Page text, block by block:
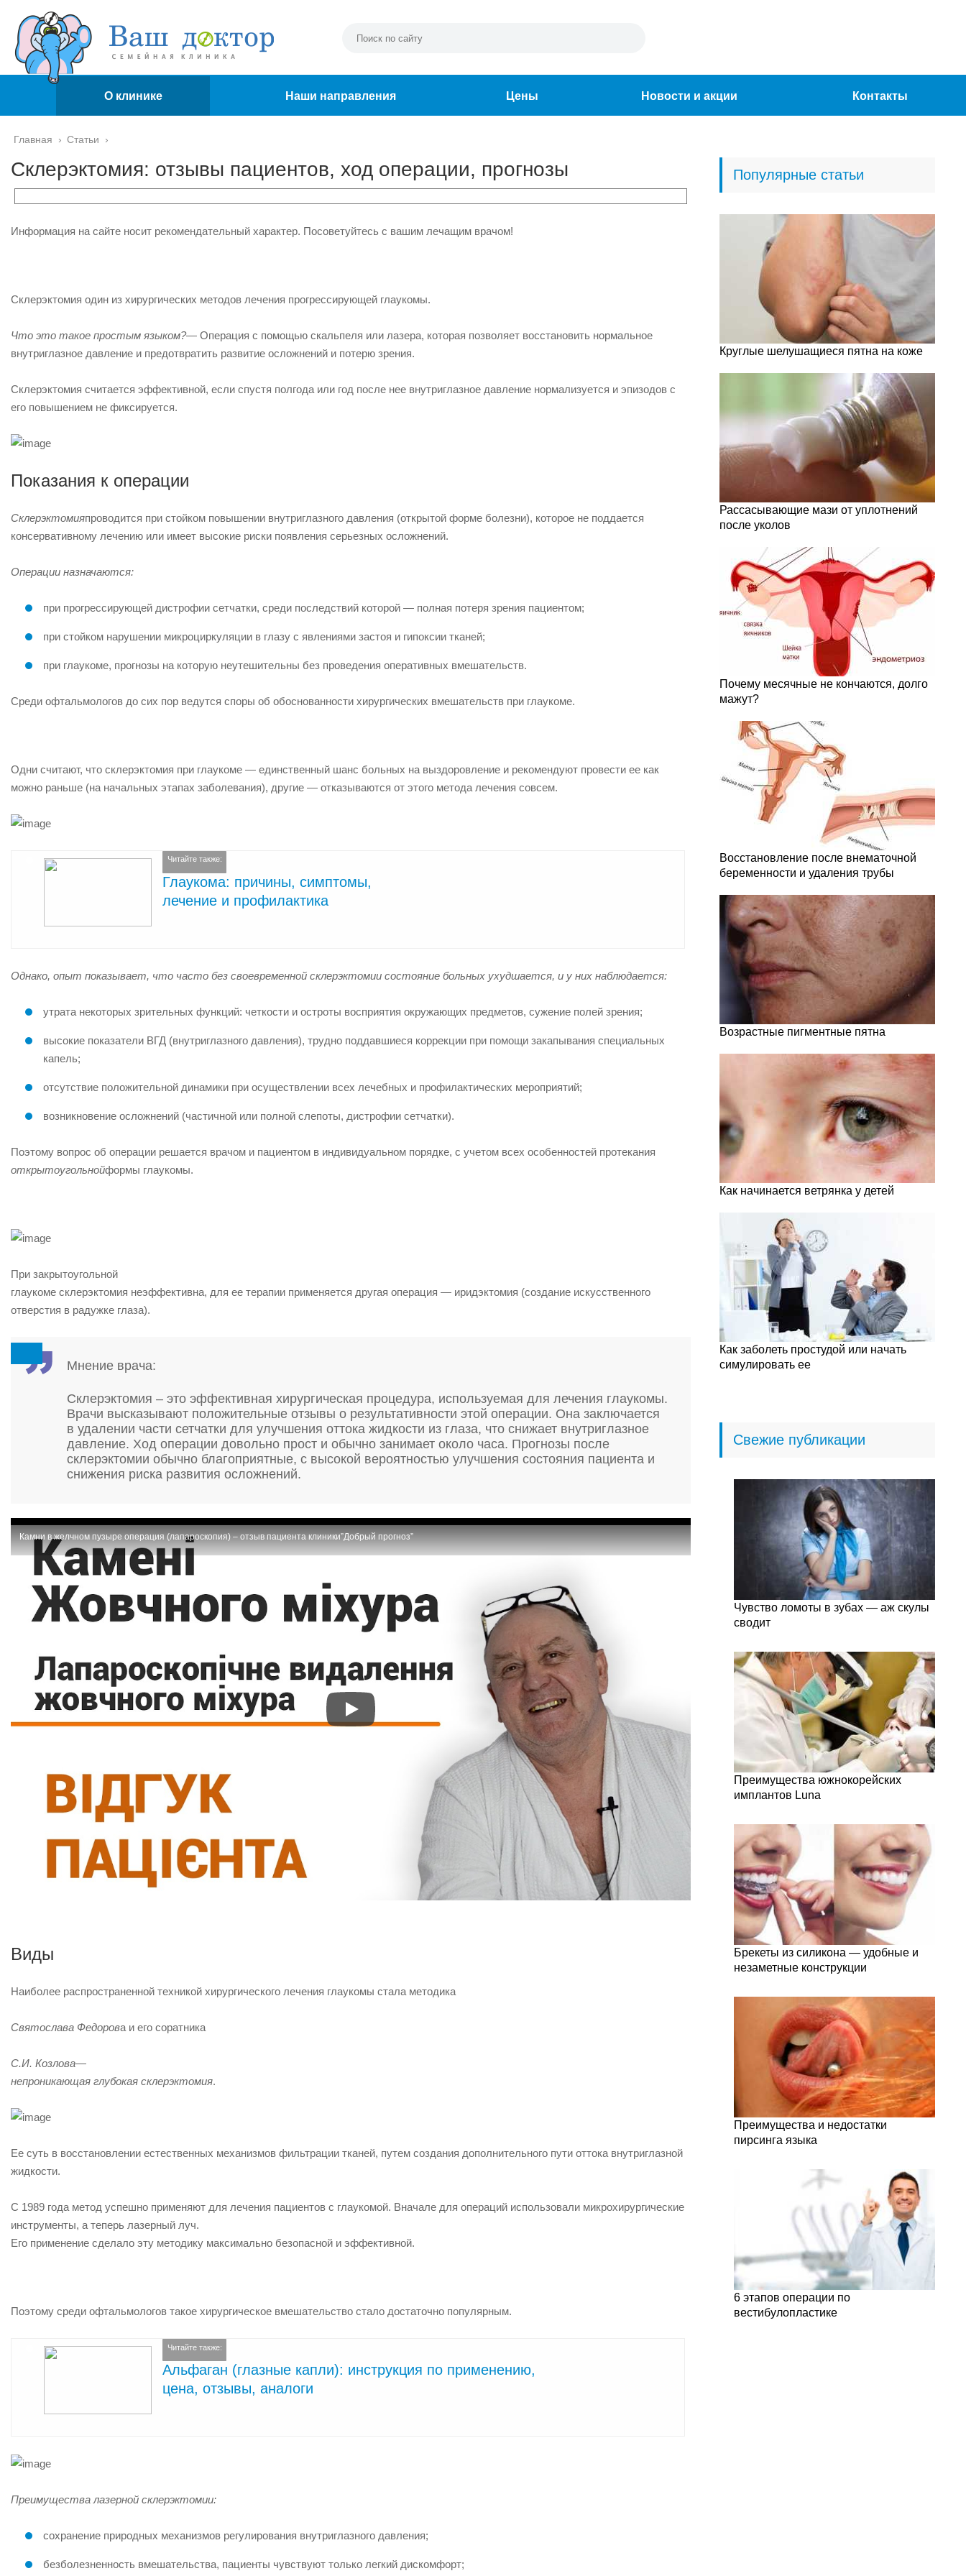
О клинике Наши направления Цены Новости и акции Контакты
Главная › Статьи ›
Склерэктомия: отзывы пациентов, ход операции, прогнозы
Информация на сайте носит рекомендательный характер. Посоветуйтесь с вашим лечащим врачом!
Склерэктомия один из хирургических методов лечения прогрессирующей глаукомы.
Что это такое простым языком?— Операция с помощью скальпеля или лазера, которая позволяет восстановить нормальное
внутриглазное давление и предотвратить развитие осложнений и потерю зрения.
Склерэктомия считается эффективной, если спустя полгода или год после нее внутриглазное давление нормализуется и эпизодов с
его повышением не фиксируется.
Показания к операции
Склерэктомияпроводится при стойком повышении внутриглазного давления (открытой форме болезни), которое не поддается
консервативному лечению или имеет высокие риски появления серьезных осложнений.
Операции назначаются:
при прогрессирующей дистрофии сетчатки, среди последствий которой — полная потеря зрения пациентом;
при стойком нарушении микроциркуляции в глазу с явлениями застоя и гипоксии тканей;
при глаукоме, прогнозы на которую неутешительны без проведения оперативных вмешательств.
Среди офтальмологов до сих пор ведутся споры об обоснованности хирургических вмешательств при глаукоме.
Одни считают, что склерэктомия при глаукоме — единственный шанс больных на выздоровление и рекомендуют провести ее как
можно раньше (на начальных этапах заболевания), другие — отказываются от этого метода лечения совсем.
Читайте также:
Глаукома: причины, симптомы,
лечение и профилактика
Однако, опыт показывает, что часто без своевременной склерэктомии состояние больных ухудшается, и у них наблюдается:
утрата некоторых зрительных функций: четкости и остроты восприятия окружающих предметов, сужение полей зрения;
высокие показатели ВГД (внутриглазного давления), трудно поддавшиеся коррекции при помощи закапывания специальных
капель;
отсутствие положительной динамики при осуществлении всех лечебных и профилактических мероприятий;
возникновение осложнений (частичной или полной слепоты, дистрофии сетчатки).
Поэтому вопрос об операции решается врачом и пациентом в индивидуальном порядке, с учетом всех особенностей протекания
открытоугольнойформы глаукомы.
При закрытоугольной
глаукоме склерэктомия неэффективна, для ее терапии применяется другая операция — иридэктомия (создание искусственного
отверстия в радужке глаза).
Мнение врача:
Склерэктомия – это эффективная хирургическая процедура, используемая для лечения глаукомы.
Врачи высказывают положительные отзывы о результативности этой операции. Она заключается
в удалении части сетчатки для улучшения оттока жидкости из глаза, что снижает внутриглазное
давление. Ход операции довольно прост и обычно занимает около часа. Прогнозы после
склерэктомии обычно благоприятные, с высокой вероятностью улучшения состояния пациента и
снижения риска развития осложнений.
Камни в желчном пузыре операция (лапароскопия) – отзыв пациента клиники”Добрый прогноз”
Виды
Наиболее распространенной техникой хирургического лечения глаукомы стала методика
Святослава Федорова и его соратника
С.И. Козлова—
непроникающая глубокая склерэктомия.
Ее суть в восстановлении естественных механизмов фильтрации тканей, путем создания дополнительного пути оттока внутриглазной
жидкости.
С 1989 года метод успешно применяют для лечения пациентов с глаукомой. Вначале для операций использовали микрохирургические
инструменты, а теперь лазерный луч.
Его применение сделало эту методику максимально безопасной и эффективной.
Поэтому среди офтальмологов такое хирургическое вмешательство стало достаточно популярным.
Читайте также:
Альфаган (глазные капли): инструкция по применению,
цена, отзывы, аналоги
Преимущества лазерной склерэктомии:
сохранение природных механизмов регулирования внутриглазного давления;
безболезненность вмешательства, пациенты чувствуют только легкий дискомфорт;
Популярные статьи
Круглые шелушащиеся пятна на коже
Рассасывающие мази от уплотнений
после уколов
Почему месячные не кончаются, долго
мажут?
Восстановление после внематочной
беременности и удаления трубы
Возрастные пигментные пятна
Как начинается ветрянка у детей
Как заболеть простудой или начать
симулировать ее
Свежие публикации
Чувство ломоты в зубах — аж скулы
сводит
Преимущества южнокорейских
имплантов Luna
Брекеты из силикона — удобные и
незаметные конструкции
Преимущества и недостатки
пирсинга языка
6 этапов операции по
вестибулопластике